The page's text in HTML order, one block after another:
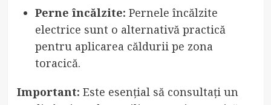
Perne încălzite: Pernele încălzite
electrice sunt o alternativă practică
pentru aplicarea căldurii pe zona
toracică.
Important: Este esențial să consultați un